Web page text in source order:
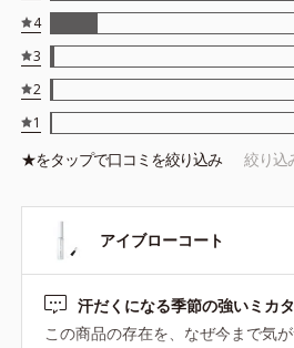
4
3
2
1
★をタップで口コミを絞り込み 絞り込
アイブローコート
汗だくになる季節の強いミカタ
この商品の存在を、なぜ今まで気